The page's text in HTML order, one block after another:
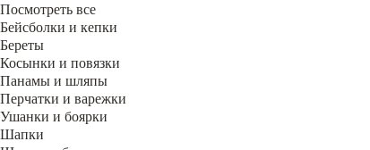
Посмотреть все
Бейсболки и кепки
Береты
Косынки и повязки
Панамы и шляпы
Перчатки и варежки
Ушанки и боярки
Шапки